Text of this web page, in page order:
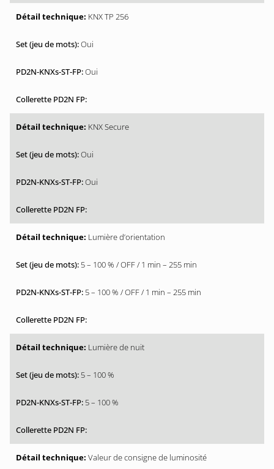
KNX TP 256
Oui
Oui
KNX Secure
Oui
Oui
Lumière d’orientation
5 – 100 % / OFF / 1 min – 255 min
5 – 100 % / OFF / 1 min – 255 min
Lumière de nuit
5 – 100 %
5 – 100 %
Valeur de consigne de luminosité